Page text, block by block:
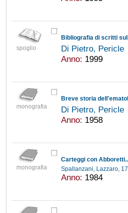
spoglio
Bibliografia di scritti
Di Pietro, Pericle
Anno: 1999
monografia
Breve storia
Di Pietro, Pericle
Anno: 1958
monografia
Carteggi con
Spallanzani, Lazzaro,
Anno: 1984